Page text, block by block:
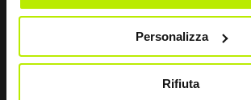
Personalizza
Rifiuta
Ich gebe mein Einverständnis zur
kommerziellen und werblichen